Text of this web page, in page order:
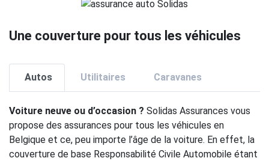
Une couverture pour tous les véhicules
Autos Utilitaires Caravanes
Voiture neuve ou d’occasion ? Solidas Assurances vous
propose des assurances pour tous les véhicules en
Belgique et ce, peu importe l’âge de la voiture. En effet, la
couverture de base Responsabilité Civile Automobile étant